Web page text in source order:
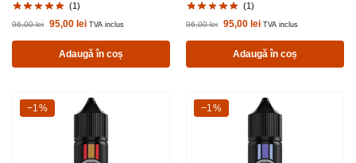
(1)
96,00lei 95,00 lei TVA inclus
Adaugă în coș
(1)
96,00lei 95,00 lei TVA inclus
Adaugă în coș
-1%
−1% -1%
−1%